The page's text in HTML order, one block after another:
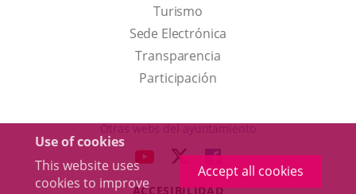
Use of cookies
This website uses
cookies to improve
Accept all cookies
TurismoThis
link
will
open
a
up
window.
Sede Electrónica
Transparencia
Participación
Otras webs del ayuntamiento
LINK LINK
TO
LINK
TO
ACCESIBILIDAD